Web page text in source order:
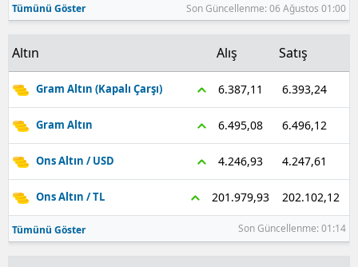
Tümünü Göster Son Güncellenme: 06 Ağustos 01:00
Altın Alış Satış
Gram Altın (Kapalı Çarşı) 6.387,11 6.393,24
Gram Altın 6.495,08 6.496,12
Ons Altın / USD 4.246,93 4.247,61
Ons Altın / TL 201.979,93 202.102,12
Tümünü Göster Son Güncellenme: 01:14